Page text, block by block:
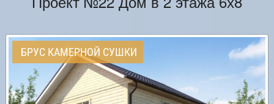
БРУС КАМЕРНОЙ СУШКИ